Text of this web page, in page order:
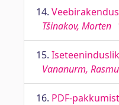
14.
Tšinakov, Morten
15.
Vananurm,
16. PDF-